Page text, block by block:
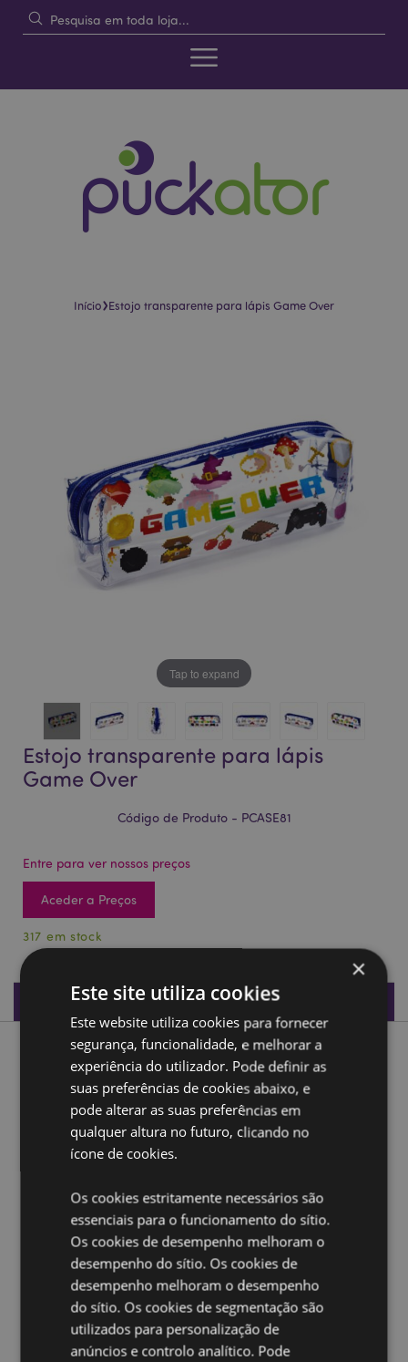
Início›Estojo transparente para lápis Game Over
Tap to expand
Estojo transparente para lápis
Game Over
Código de Produto - PCASE81
Entre para ver nossos preços
Aceder a Preços
317 em stock
Especificações do Produto
Descrição do Produto
Estojo transparente para lápis Game Over
Material:PVC e Metal
Quer saber mais acerca de comprar na Puckator?
a nossaGuia de informação para o cliente.
Caracteristicas do Produto
Informação
Altura 7cm Largura 19cm Profundidade 4cm
5055071794636
72
×
Este site utiliza cookies
Este website utiliza cookies para fornecer
segurança, funcionalidade, e melhorar a
experiência do utilizador. Pode definir as
suas preferências de cookies abaixo, e
pode alterar as suas preferências em
qualquer altura no futuro, clicando no
ícone de cookies.
Os cookies estritamente necessários são
essenciais para o funcionamento do sítio.
Os cookies de desempenho melhoram o
desempenho do sítio. Os cookies de
desempenho melhoram o desempenho
do sítio. Os cookies de segmentação são
utilizados para personalização de
anúncios e controlo analítico. Pode